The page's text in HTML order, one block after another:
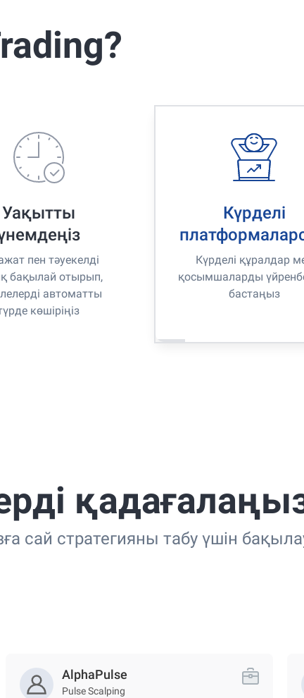
Уақытты
пен тәуекелді
бақылай отырып,
автоматты
көшіріңіз
Күрделі
Күрделі құралдар
қосымшаларды
бастаңыз
стратегияны табу үшін бақылау
AlphaPulse
Pulse Scalping